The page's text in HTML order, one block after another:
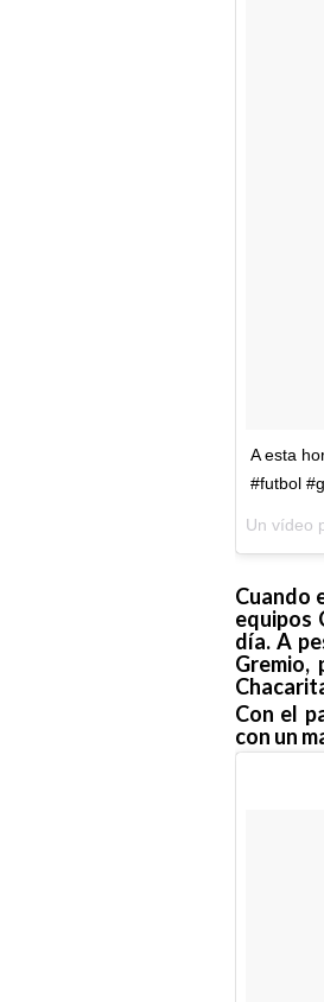
A esta
#futbol
Un vídeo
Cuando
equipos
día. A
Gremio,
Con el
con un